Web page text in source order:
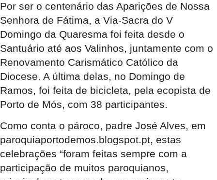
Por ser o centenário das Aparições de Nossa
Senhora de Fátima, a Via-Sacra do V
Domingo da Quaresma foi feita desde o
Santuário até aos Valinhos, juntamente com o
Renovamento Carismático Católico da
Diocese. A última delas, no Domingo de
Ramos, foi feita de bicicleta, pela ecopista de
Porto de Mós, com 38 participantes.
Como conta o pároco, padre José Alves, em
paroquiaportodemos.blogspot.pt, estas
celebrações “foram feitas sempre com a
participação de muitos paroquianos,